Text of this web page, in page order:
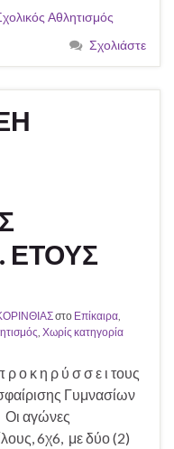
Αθλητισμός
Σχολιάστε
ΕΤΟΥΣ
στο Επίκαιρα
Χωρίς κατηγορία
κ η ρ ύ σ σ ε ι τους
Γυμνασίων
αγώνες
6χ6, με δύο (2)